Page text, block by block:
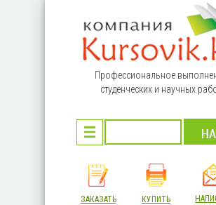
Профессиональное
студенческих и научных
ЗАКАЗАТЬ
КУПИТЬ